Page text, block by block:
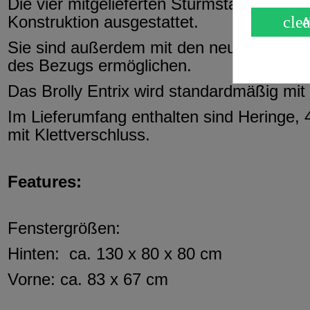
Konstruktion ausgestattet.
Sie sind außerdem mit den neuen
des Bezugs ermöglichen.
Das Brolly Entrix wird standardmäßig
Im Lieferumfang enthalten sind
mit Klettverschluss.
Features:
Fenstergrößen:
Hinten:
ca. 130 x 80 x 80 cm
Vorne: ca. 83 x 67 cm